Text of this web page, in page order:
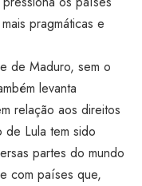
pragmáticas e
de Maduro, sem o
levanta
relação aos direitos
de Lula tem sido
partes do mundo
com países que,